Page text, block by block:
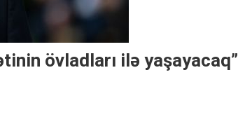
övladları ilə yaşayacaq”